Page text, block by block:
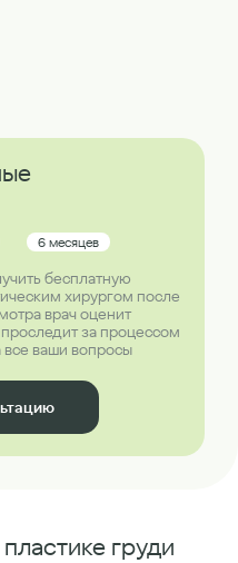
6 месяцев
бесплатную
хирургом после
врач оценит
за процессом
все ваши вопросы
груди